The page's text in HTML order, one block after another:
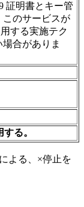
証明書とキー管
のサービスが
する実施テク
合がありま
る。
よる、×停止を